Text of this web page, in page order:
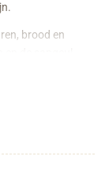
brood en
de sapgeul
lijntekening van
en diep
ontwerp